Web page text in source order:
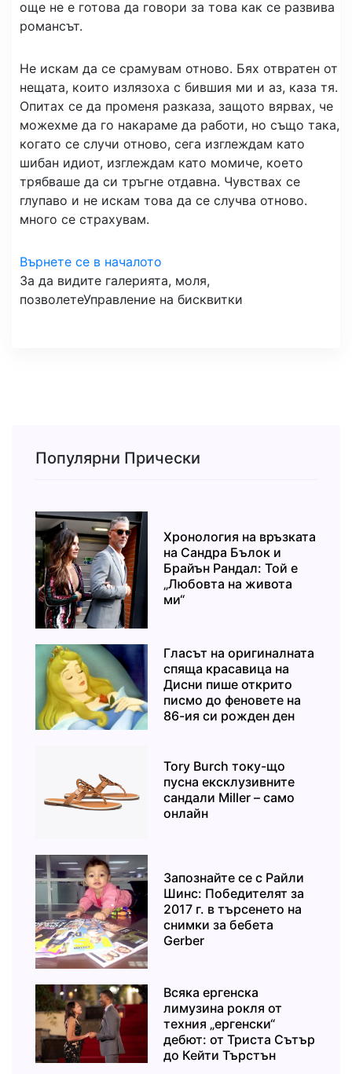
още не е готова да говори за това как се развива
романсът.
Не искам да се срамувам отново. Бях отвратен от
нещата, които излязоха с бившия ми и аз, каза тя.
Опитах се да променя разказа, защото вярвах, че
можехме да го накараме да работи, но също така,
когато се случи отново, сега изглеждам като
шибан идиот, изглеждам като момиче, което
трябваше да си тръгне отдавна. Чувствах се
глупаво и не искам това да се случва отново.
много се страхувам.
Върнете се в началото
За да видите галерията, моля,
позволетеУправление на бисквитки
Популярни Прически
Хронология на връзката
на Сандра Бълок и
Брайън Рандал: Той е
„Любовта на живота
ми“
Гласът на оригиналната
спяща красавица на
Дисни пише открито
писмо до феновете на
86-ия си рожден ден
Tory Burch току-що
пусна ексклузивните
сандали Miller – само
онлайн
Запознайте се с Райли
Шинс: Победителят за
2017 г. в търсенето на
снимки за бебета
Gerber
Всяка ергенска
лимузина рокля от
техния „ергенски“
дебют: от Триста Сътър
до Кейти Търстън